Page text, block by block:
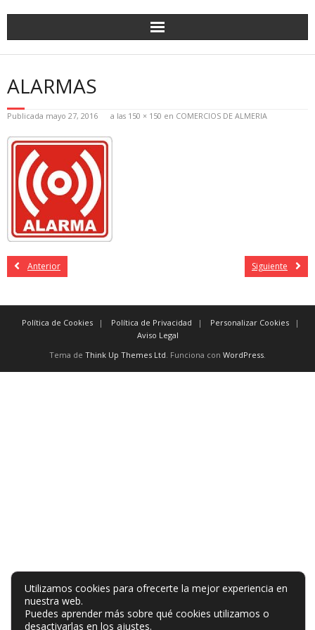
ALARMAS
Publicada mayo 27, 2016 a las 150 × 150 en COMERCIOS DE ALMERIA
Anterior Siguiente
Política de Cookies Política de Privacidad
Personalizar Cookies
Aviso Legal
Tema de Think Up Themes Ltd. Funciona con WordPress.
Utilizamos cookies para ofrecerte la mejor experiencia en
nuestra web.
Puedes aprender más sobre qué cookies utilizamos o
desactivarlas en los ajustes.